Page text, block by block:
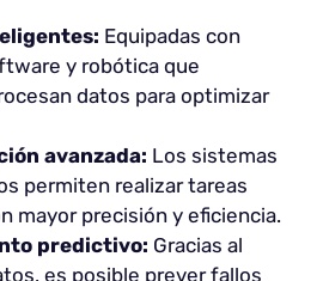
Equipadas con
y robótica que
datos para optimizar
avanzada: Los sistemas
permiten realizar tareas
mayor precisión y eficiencia.
predictivo: Gracias al
es posible prever fallos